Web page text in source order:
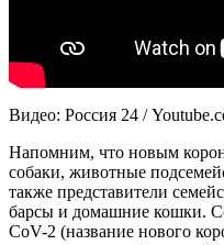
Видео: Россия 24 /
Напомним, что новым
собаки, животные
также представители
барсы и домашние кошки.
CoV-2 (название нового